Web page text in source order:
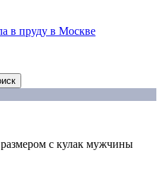
в пруду в Москве
с кулак мужчины